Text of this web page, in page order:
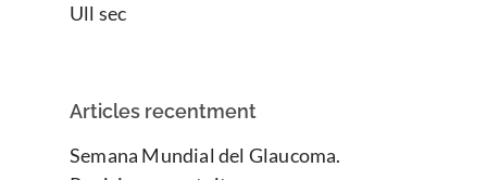
Ull sec
Articles recentment
Semana Mundial del Glaucoma.